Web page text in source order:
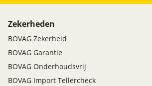
Zekerheden
BOVAG Zekerheid
BOVAG Garantie
BOVAG Onderhoudsvrij
BOVAG Import Tellercheck